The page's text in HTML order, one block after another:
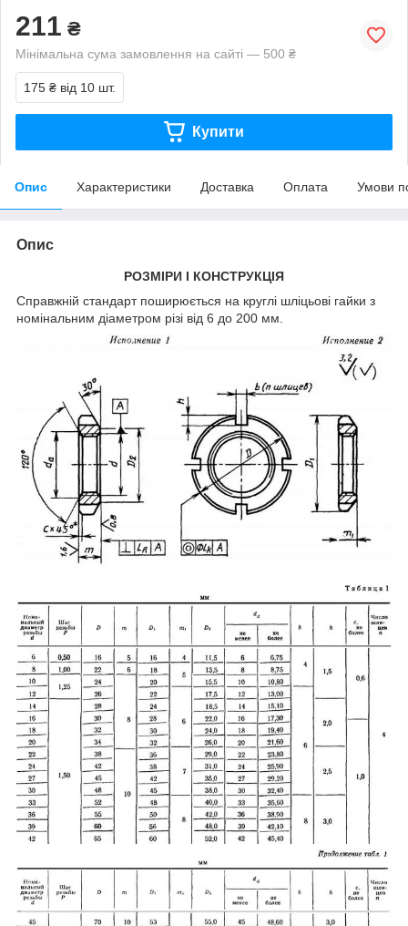
211 ₴
Мінімальна сума замовлення на сайті — 500 ₴
175 ₴ від 10 шт.
Купити
Опис Характеристики Доставка Оплата Умови
Опис
РОЗМІРИ І КОНСТРУКЦІЯ
Справжній стандарт поширюється на круглі шліцьові гайки з
номінальним діаметром різі від 6 до 200 мм.